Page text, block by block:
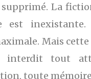
La
est inexistante.
Mais cette
interdit tout
toute